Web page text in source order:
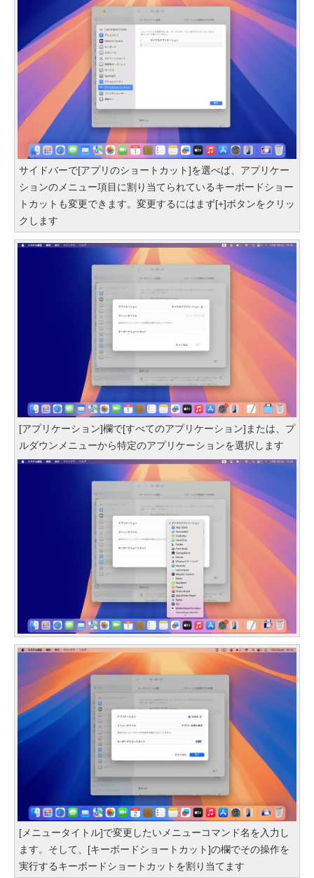
サイドバーで[アプリのショートカット]を選べば、アプリケー
ションのメニュー項目に割り当てられているキーボードショー
トカットも変更できます。変更するにはまず[+]ボタンをクリッ
クします
[アプリケーション]欄で[すべてのアプリケーション]または、プ
ルダウンメニューから特定のアプリケーションを選択します
[メニュータイトル]で変更したいメニューコマンド名を入力し
ます。そして、[キーボードショートカット]の欄でその操作を
実行するキーボードショートカットを割り当てます